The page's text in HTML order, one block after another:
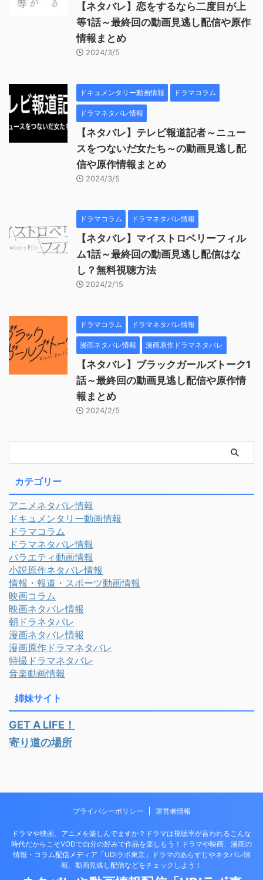
【ネタバレ】恋をするなら二度目が上
等1話～最終回の動画見逃し配信や原作
情報まとめ
2024/3/5
ドキュメンタリー動画情報 ドラマコラム
ドラマネタバレ情報
【ネタバレ】テレビ報道記者～ニュー
スをつないだ女たち～の動画見逃し配
信や原作情報まとめ
2024/3/5
ドラマコラム ドラマネタバレ情報
【ネタバレ】マイストロベリーフィル
ム1話～最終回の動画見逃し配信はな
し？無料視聴方法
2024/2/15
ドラマコラム ドラマネタバレ情報
漫画ネタバレ情報 漫画原作ドラマネタバレ
【ネタバレ】ブラックガールズトーク1
話～最終回の動画見逃し配信や原作情
報まとめ
2024/2/5
カテゴリー
アニメネタバレ情報
ドキュメンタリー動画情報
ドラマコラム
ドラマネタバレ情報
バラエティ動画情報
小説原作ネタバレ情報
情報・報道・スポーツ動画情報
映画コラム
映画ネタバレ情報
朝ドラネタバレ
漫画ネタバレ情報
漫画原作ドラマネタバレ
特撮ドラマネタバレ
音楽動画情報
姉妹サイト
GET A LIFE！
寄り道の場所
プライバシーポリシー 運営者情報
ドラマや映画、アニメを楽しんでますか？ドラマは視聴率が言われるこんな
時代だからこそVODで自分の好みで作品を楽しもう！ドラマや映画、漫画の
情報・コラム配信メディア「UDIラボ東京」ドラマのあらすじやネタバレ情
報、動画見逃し配信などをチェックしよう！